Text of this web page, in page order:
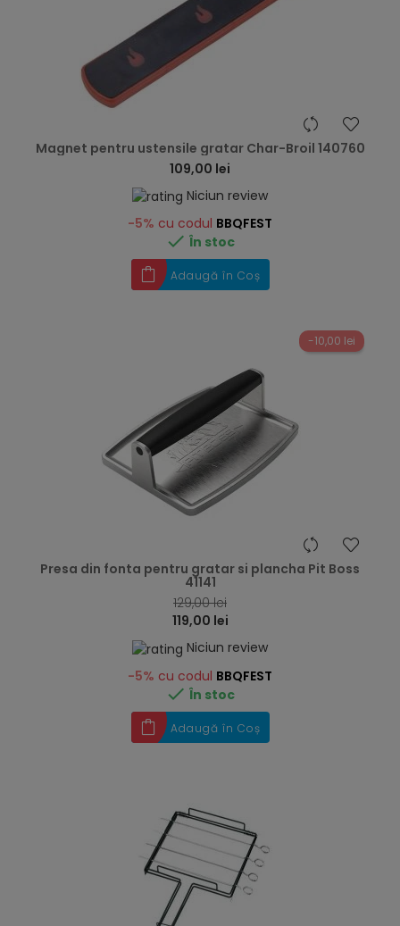
Magnet pentru ustensile gratar Char-Broil 140760
109,00 lei
Niciun review
-5% cu codul BBQFEST
 În stoc
Adaugă în Coș
-10,00 lei
Presa din fonta pentru gratar si plancha Pit Boss
41141
129,00 lei
119,00 lei
Niciun review
-5% cu codul BBQFEST
 În stoc
Adaugă în Coș